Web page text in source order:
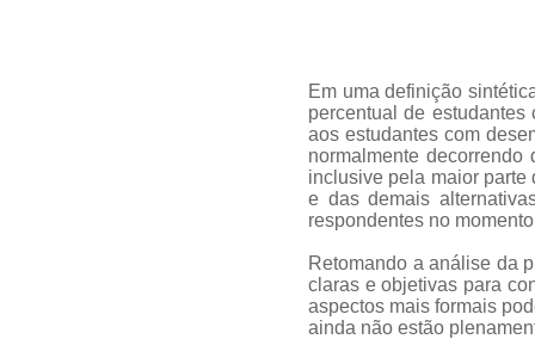
Em uma definição
percentual de
aos estudantes com
normalmente
inclusive pela maior parte
e das demais
respondentes no
Retomando a análise da
claras e objetivas para
aspectos mais formais
ainda não estão